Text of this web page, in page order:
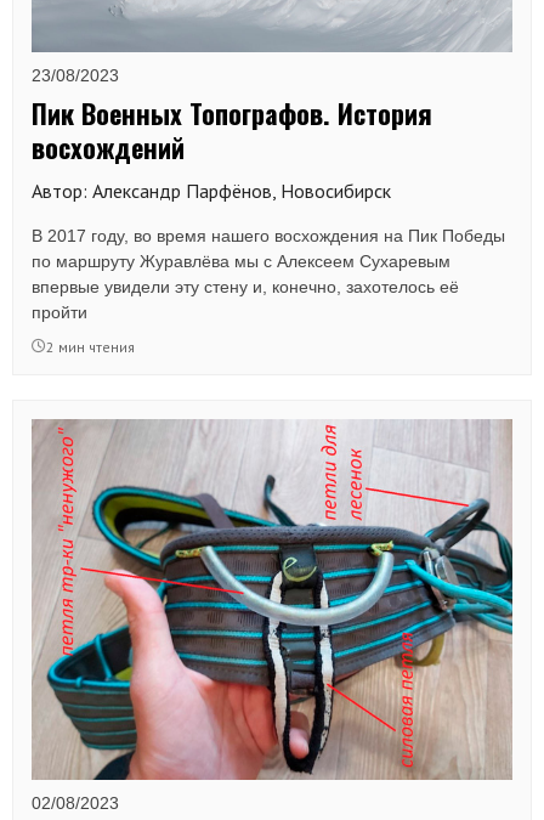
23/08/2023
Пик Военных Топографов. История
восхождений
Автор: Александр Парфёнов, Новосибирск
В 2017 году, во время нашего восхождения на Пик Победы
по маршруту Журавлёва мы с Алексеем Сухаревым
впервые увидели эту стену и, конечно, захотелось её
пройти
2 мин чтения
02/08/2023